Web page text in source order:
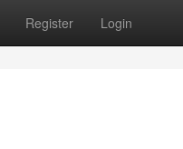
Register Login